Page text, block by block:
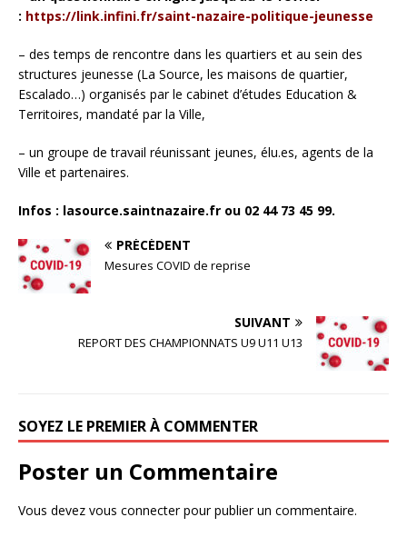
: https://link.infini.fr/saint-nazaire-politique-jeunesse
– des temps de rencontre dans les quartiers et au sein des
structures jeunesse (La Source, les maisons de quartier,
Escalado…) organisés par le cabinet d’études Education &
Territoires, mandaté par la Ville,
– un groupe de travail réunissant jeunes, élu.es, agents de la
Ville et partenaires.
Infos : lasource.saintnazaire.fr ou 02 44 73 45 99.
PRÉCÉDENT
Mesures COVID de reprise
SUIVANT
REPORT DES CHAMPIONNATS U9 U11 U13
SOYEZ LE PREMIER À COMMENTER
Poster un Commentaire
Vous devez vous connecterpour publier un commentaire.